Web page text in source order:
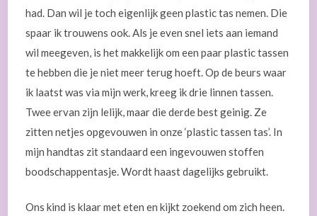
had. Dan wil je toch eigenlijk geen plastic tas nemen. Die
spaar ik trouwens ook. Als je even snel iets aan iemand
wil meegeven, is het makkelijk om een paar plastic tassen
te hebben die je niet meer terug hoeft. Op de beurs waar
ik laatst was via mijn werk, kreeg ik drie linnen tassen.
Twee ervan zijn lelijk, maar die derde best geinig. Ze
zitten netjes opgevouwen in onze ‘plastic tassen tas’. In
mijn handtas zit standaard een ingevouwen stoffen
boodschappentasje. Wordt haast dagelijks gebruikt.
Ons kind is klaar met eten en kijkt zoekend om zich heen.